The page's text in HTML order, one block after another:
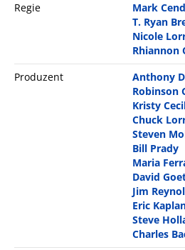
Regie
Mark
T. Ryan
Nicole
Rhiannon
Produzent
Anthony
Robinson
Kristy
Chuck
Steven
Bill Prady
Maria
David
Jim
Eric
Steve
Charles